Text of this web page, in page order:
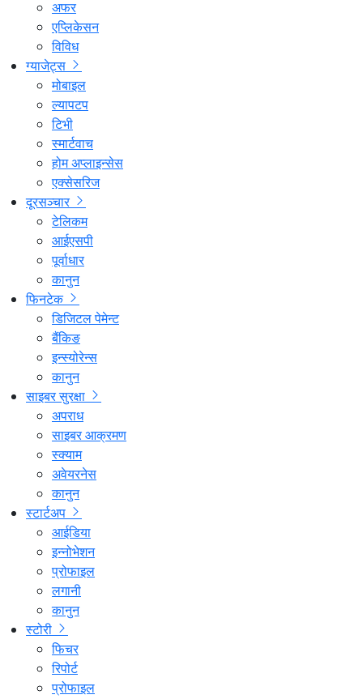
अफर
एप्लिकेसन
विविध
ग्याजेट्स
मोबाइल
ल्यापटप
टिभी
स्मार्टवाच
होम अप्लाइन्सेस
एक्सेसरिज
दूरसञ्चार
टेलिकम
आईएसपी
पूर्वाधार
कानुन
फिनटेक
डिजिटल पेमेन्ट
बैंकिङ
इन्स्योरेन्स
कानुन
साइबर सुरक्षा
अपराध
साइबर आक्रमण
स्क्याम
अवेयरनेस
कानुन
स्टार्टअप
आईडिया
इन्नोभेशन
प्रोफाइल
लगानी
कानुन
स्टोरी
फिचर
रिपोर्ट
प्रोफाइल